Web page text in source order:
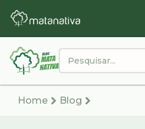
Home Blog